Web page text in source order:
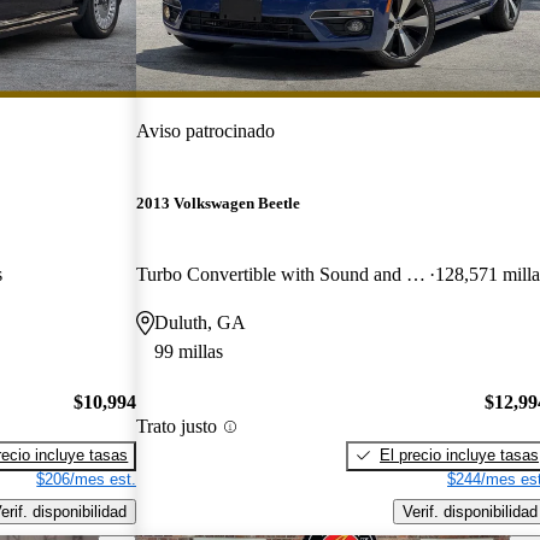
$10,994
incluye tasas
$206/mes est.
disponibilidad
Aviso patrocinado
2013 Volkswagen Beetle
Turbo Convertible with Sound and Navigation 128,571
Duluth, GA
99 millas
Trato justo
El precio incluye tasas
$244/mes
Verif. disponibilidad